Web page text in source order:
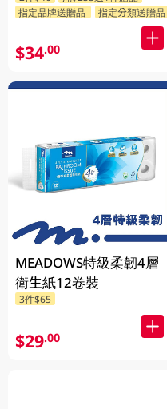
指定品牌送贈品
指定分類送贈品
$34.00
MEADOWS特級柔韌4層
衛生紙12卷裝
3件$65
$29.00